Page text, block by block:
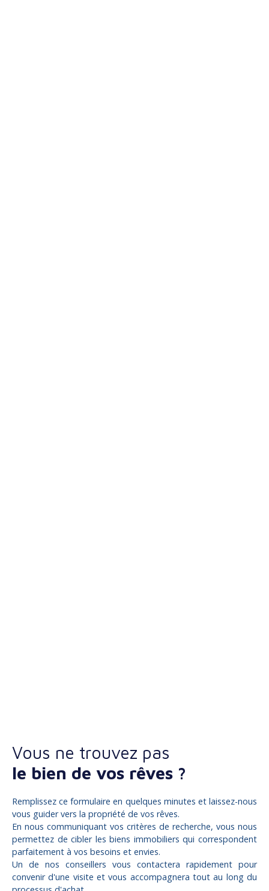
Vous ne trouvez pas
le bien de vos rêves ?
Remplissez ce formulaire en quelques minutes et laissez-nous
vous guider vers la propriété de vos rêves.
En nous communiquant vos critères de recherche, vous nous
permettez de cibler les biens immobiliers qui correspondent
parfaitement à vos besoins et envies.
Un de nos conseillers vous contactera rapidement pour
convenir d'une visite et vous accompagnera tout au long du